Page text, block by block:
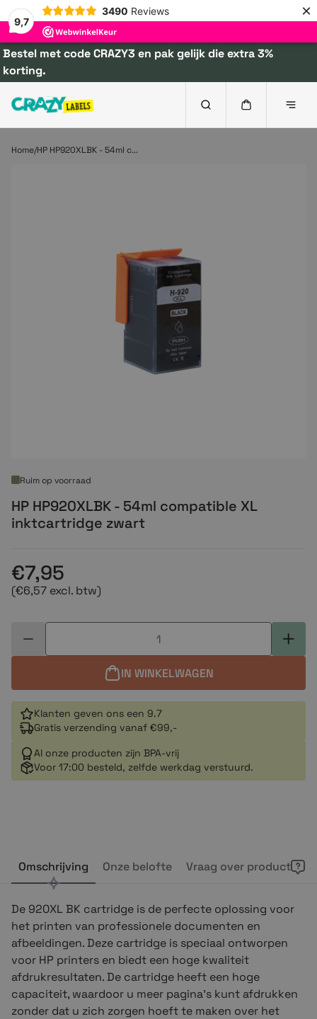
9,7
3490 Reviews ×
Bestel met code CRAZY3 en pak gelijk die extra 3%
korting.
Home HP HP920XLBK - 54ml c...
Ruim op voorraad
HP HP920XLBK - 54ml compatible XL
inktcartridge zwart
€7,95
(€6,57 excl. btw)
IN WINKELWAGEN
Klanten geven ons een 9.7
Gratis verzending vanaf €99,-
Al onze producten zijn BPA-vrij
Voor 17:00 besteld, zelfde werkdag verstuurd.
Omschrijving Onze belofte Vraag over product
De 920XL BK cartridge is de perfecte oplossing voor
het printen van professionele documenten en
afbeeldingen. Deze cartridge is speciaal ontworpen
voor HP printers en biedt een hoge kwaliteit
afdrukresultaten. De cartridge heeft een hoge
capaciteit, waardoor u meer pagina's kunt afdrukken
zonder dat u zich zorgen hoeft te maken over het